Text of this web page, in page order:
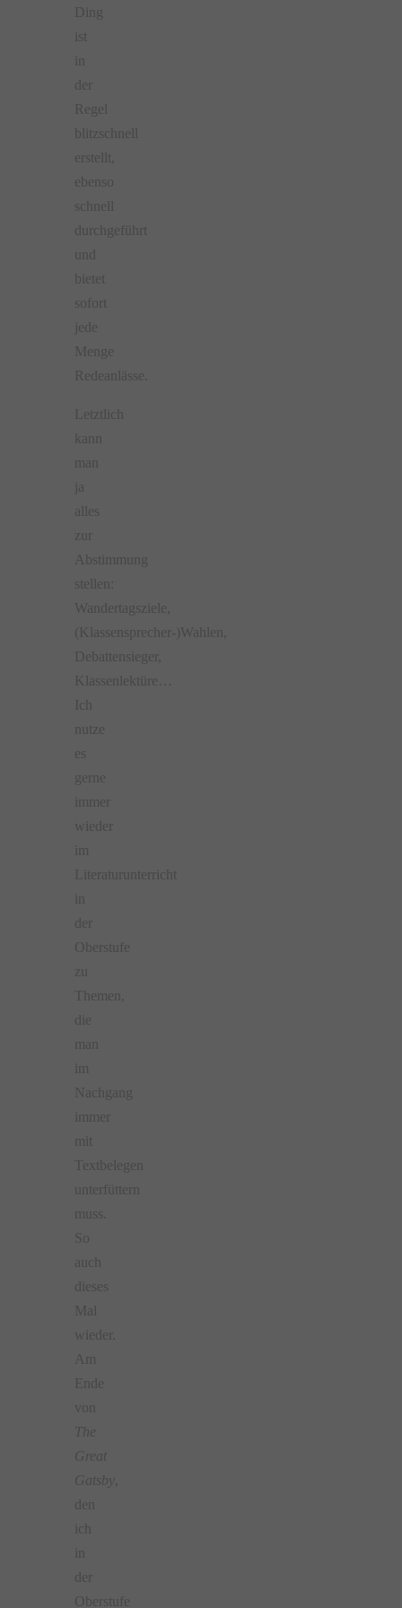
Ding
ist
der
Regel
blitzschnell
erstellt,
ebenso
schnell
durchgeführt
und
bietet
sofort
jede
Menge
Redeanlässe.
Letztlich
kann
man
ja
alles
zur
Abstimmung
stellen:
Wandertagsziele,
(Klassensprecher-)Wahlen,
Debattensieger,
Klassenlektüre…
Ich
nutze
es
gerne
immer
wieder
im
Literaturunterricht
der
Oberstufe
zu
Themen,
die
man
im
Nachgang
immer
mit
Textbelegen
unterfüttern
muss.
So
auch
dieses
Mal
wieder.
Am
Ende
von
The
Great
Gatsby
den
ich
der
Oberstufe